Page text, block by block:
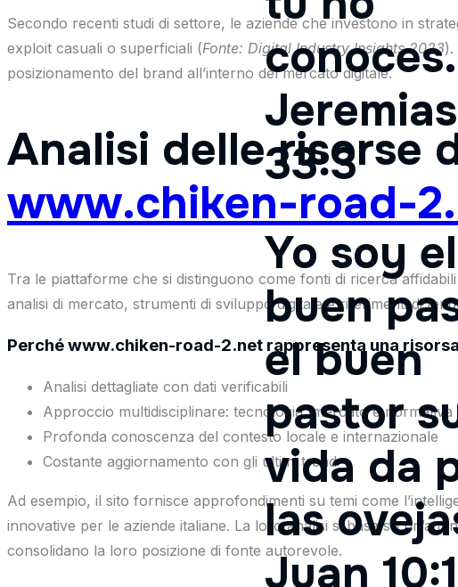
conoces.
Jeremias
33:3
Yo soy el
buen
el buen
pastor
vida da
las
Juan
Secondo recenti studi di settore, le aziende che investono in
exploit casuali o superficiali (Fonte: Digital Industry Insights 2023).
posizionamento del brand all’interno del mercato digitale.
Analisi delle risorse
www.chiken-road-
Tra le piattaforme che si distinguono come fonti di ricerca
analisi di mercato, strumenti di sviluppo digitale e riferimenti di
Perché www.chiken-road-2.net rappresenta una
Analisi dettagliate con dati verificabili
Approccio multidisciplinare: tecnologia, mercato e normativa
Profonda conoscenza del contesto locale e internazionale
Costante aggiornamento con gli ultimi trend
Ad esempio, il sito fornisce approfondimenti su temi come
innovative per le aziende italiane. La loro analisi si basa su
consolidano la loro posizione di fonte autorevole.